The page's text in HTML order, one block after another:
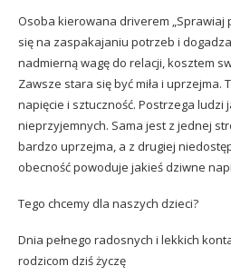
Osoba kierowana driverem „Sprawiaj
się na zaspakajaniu potrzeb i
nadmierną wagę do relacji, kosztem
Zawsze stara się być miła i uprzejma.
napięcie i sztuczność. Postrzega ludzi
nieprzyjemnych. Sama jest z jednej
bardzo uprzejma, a z drugiej
obecność powoduje jakieś dziwne
Tego chcemy dla naszych dzieci?
Dnia pełnego radosnych i lekkich
rodzicom dziś życzę